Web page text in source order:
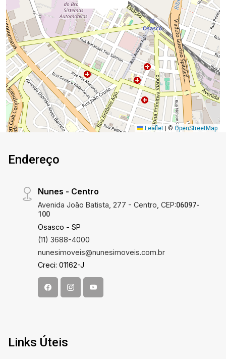
Leaflet © OpenStreetMap
Endereço
Nunes - Centro
Avenida João Batista, 277 - Centro, CEP:06097-
100
Osasco - SP
(11) 3688-4000
nunesimoveis@nunesimoveis.com.br
Creci: 01162-J
Links Úteis